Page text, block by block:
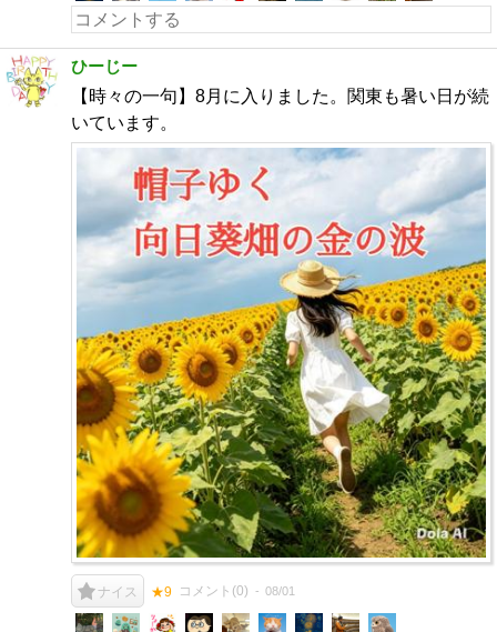
ひーじー
【時々の一句】8月に入りました。関東も暑い日が続
いています。
ナイス ★9 コメント(0) 08/01